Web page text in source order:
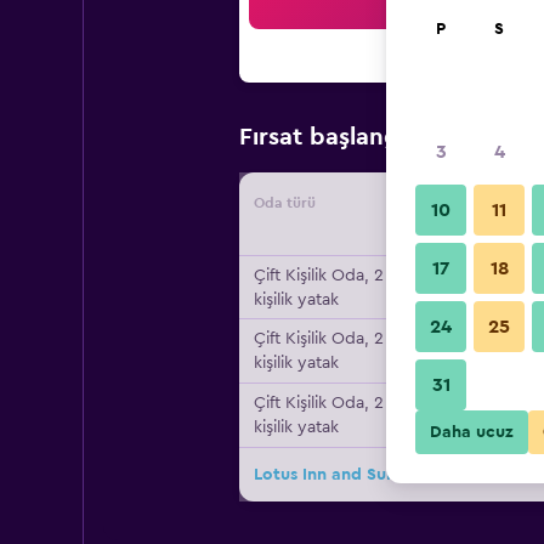
Fırsat başlangıç fiyatı
Oda türü Tedarikçi
Çift ​Kişilik Oda, 2 çift
kişilik yatak
Çift ​Kişilik Oda, 2 çift
kişilik yatak
Çift ​Kişilik Oda, 2 çift
kişilik yatak
Lotus Inn and Suites için diğer
P S
3 4
10 11
17 18
24 25
31
Daha ucuz